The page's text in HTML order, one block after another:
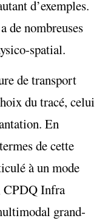
d’exemples.
de nombreuses
spatial.
de transport
du tracé, celui
En
de cette
à un mode
CPDQ Infra
grand-